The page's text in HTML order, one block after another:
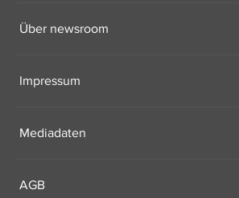
Über newsroom
Impressum
Mediadaten
AGB